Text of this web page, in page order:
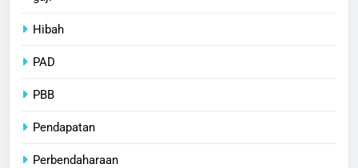
Hibah
PAD
PBB
Pendapatan
Perbendaharaan